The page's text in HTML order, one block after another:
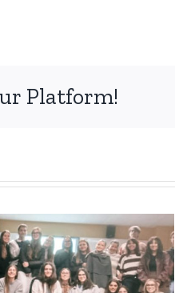
Platform!
Juvi Galán,
ponent en el
lliurament de